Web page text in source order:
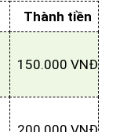
Thành tiền
150.000 VNĐ